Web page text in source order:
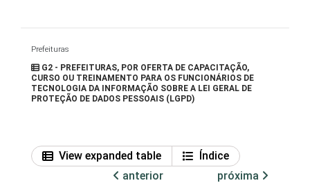
Prefeituras
G2 - PREFEITURAS, POR OFERTA DE CAPACITAÇÃO,
CURSO OU TREINAMENTO PARA OS FUNCIONÁRIOS DE
TECNOLOGIA DA INFORMAÇÃO SOBRE A LEI GERAL DE
PROTEÇÃO DE DADOS PESSOAIS (LGPD)
View expanded table
Índice
anterior
próxima